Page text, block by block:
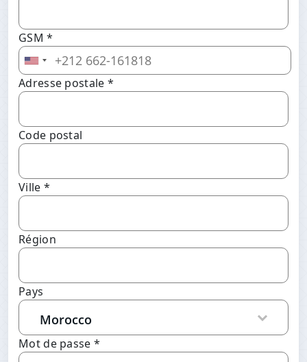
GSM *
Adresse postale *
Code postal
Ville *
Région
Pays
Mot de passe *